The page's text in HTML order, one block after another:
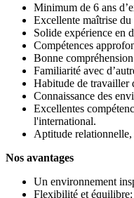
Minimum de 6 ans
Excellente maîtrise
Solide expérience en
Compétences
Bonne
Familiarité avec
Habitude de travailler
Connaissance des
Excellentes
l'international.
Aptitude relationnelle,
Nos avantages
Un environnement
Flexibilité et